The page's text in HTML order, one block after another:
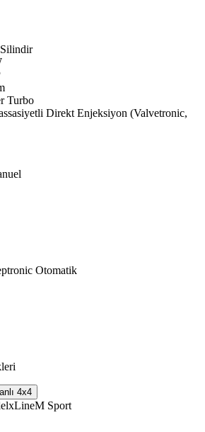
Silindir
Turbo
Direkt Enjeksiyon (Valvetronic,
Otomatik
4x4
xLineM Sport